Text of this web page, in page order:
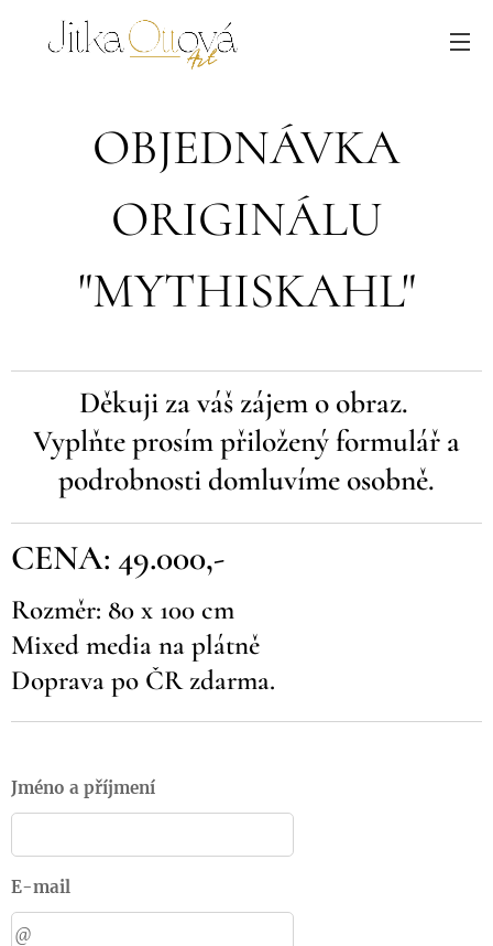
OBJEDNÁVKA
ORIGINÁLU
"MYTHISKAHL"
Děkuji za váš zájem o obraz.
Vyplňte prosím přiložený formulář a
podrobnosti domluvíme osobně.
CENA: 49.000,-
Rozměr: 80 x 100 cm
Mixed media na plátně
Doprava po ČR zdarma.
Jméno a příjmení
E-mail